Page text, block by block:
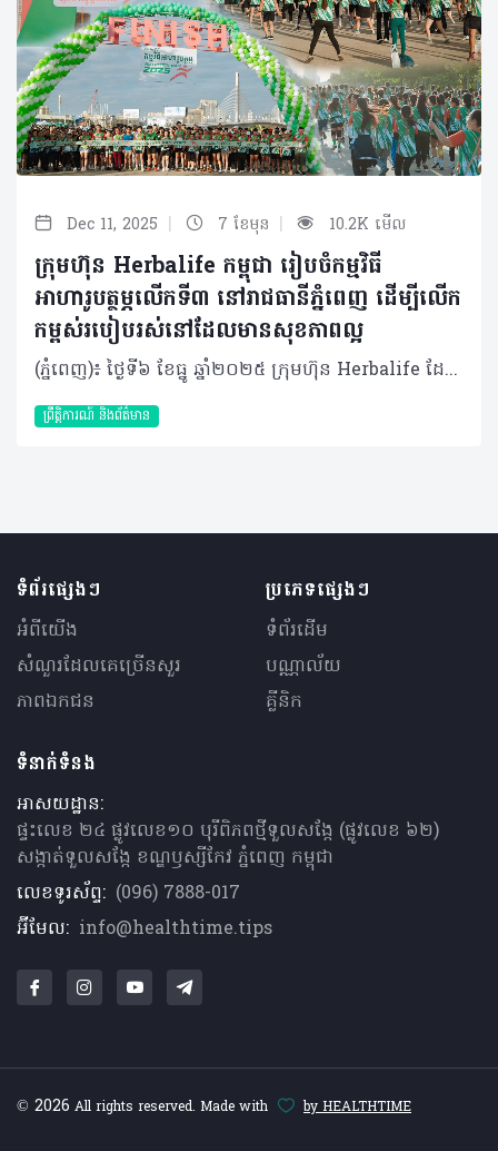
Dec 11, 2025 | 7 ខែមុន | 10.2K មើល
ក្រុមហ៊ុន Herbalife កម្ពុជា រៀបចំកម្មវិធី
អាហារូបត្ថម្ភលើកទី៣ នៅរាជធានីភ្នំពេញ ដើម្បីលើក
កម្ពស់របៀបរស់នៅដែលមានសុខភាពល្អ
(ភ្នំពេញ)៖ ថ្ងៃទី៦ ខែធ្នូ ឆ្នាំ២០២៥ ក្រុមហ៊ុន Herbalife ដែលជាក្រុមហ៊ុនសហគមន៍ និងវេទិកាភ្ជាប់ទំនាក់ទំនង លំដាប់ថ្នាក់ពិភពលោក ផ្នែកសុខភាព និងសុខុមាលភាព បានរៀបចំ កម្មវិធីអាហារូបត្ថម្ភលើកទី៣នៅលើទឹកដីកោះនរា រាជធានីភ្នំពេញ។ គំនិតផ្តួចផ្តើមនៃកម្មវិធីនេះ មានគោលបំណងបំពាក់បំប៉ន និងពង្រឹងនូវចំណេះដឹងចាំបាច់អំពីអាហារូបត្ថម្ភ និងតួនាទីដ៏សំខាន់របស់វាក្នុងសុខភាពទូទៅ និងសុខុមាលភាពប្រចាំថ្ងៃក៏ដូចជាចូលរួមលើកទឹកចិត្តឱ្យមានការទទួលយកនូវទម្លាប់រស់នៅដែលមានសុខភាពល្អ និងសកម្មផងដែរ។ កម្មវិធីអាហារូបត្ថម្ភលើកទី៣ នៅរាជធានីភ្នំពេញ បានទាក់ទាញអ្នកចូលរួមរាប់រយនាក់ ដែលក្នុងចំណោមពួកគេជាច្រើននាក់មានឱកាសទទួលបានការណែនាំអំពីអាហារូបត្ថម្ភ និងកាយសម្បទាផ្ទាល់ខ្លួនពីអ្នកជំនាញសុខភាព និងអាហារូបត្ថម្ភកំពូលៗ ក៏ដូចជាទទួលបានការប្រឹក្សាយោបល់ជាមួយគ្រូពេទ្យជំនាញដោយឥតគិតថ្លៃផងដែរ។ នៅក្នុងព្រឹត្តិការណ៍នេះ ក៏មានរួមបញ្ចូលនូវសកម្មភាពកំសាន្តសប្បាយៗជាច្រើនទៀតផងដែរ ដែលរួមមាន ការរត់លេងកម្សាន្ត 5K (5K Fun Run), ការទទួលទានអាហារក្រឡុកដោយឥតគិតថ្លៃ, ការរាំ Zumba, Experience Pass(បាល់ទាត់ខ្នាតតូច, បាល់ទាត់លើតុ, វាយសី, កីឡាបាល់បោះ), មាតិកាចែករំលែកអំពីសុខភាព (Doctor Talk) ដោយ លោកវេជ្ជបណ្ឌិត និត ប៊ុនតុងយី, ការពិគ្រោះយោបល់សុខភាពដោយឥតគិតថ្លៃពីវេជ្ជបណ្ឌិតមកពីមន្ទីរពេទ្យសកល និង ការ៉េម F1 ដែលធ្វើពីផលិតផល Formula 1 របស់យើងផ្ទាល់តែម្តង។ លើសពីនេះទៅទៀត ស្តង់បង្ហាញរបស់ក្រុមហ៊ុន Herbalife កម្ពុជា នៅក្នុងព្រឹត្តិការណ៍នេះបានជម្រុញការពិភាក្សា និងសកម្មភាពដែលផ្តោតលើសុខភាព និងអាហារូបត្ថម្ភ ដោយបានទាក់ទាញអ្នកចូលរួមយ៉ាងច្រើនកុះករ។ លោក Vu Van Thang ប្រធានចាត់ការទូទៅក្រុមហ៊ុន Herbalife ប្រចាំប្រទេសវៀតណាម និងកម្ពុជា បានថ្លែងថា៖ «យើងពិតជារីករាយខ្លាំងណាស់ដែលកម្មវិធីអាហារូបត្ថម្ភនៅរាជធានីភ្នំពេញបន្តទទួលបានការគាំទ្រយ៉ាងខ្លាំងពីសាធារណជន។ គំនិតផ្តួចផ្តើមនេះគឺជាសក្ខីភាពមួយទៀតចំពោះការប្តេជ្ញាចិត្តមិនរាថយរបស់យើងក្នុងការលើកកម្ពស់ស្មារតី សុខភាព និងសុខុមាលភាព និងសហគមន៍នៅក្នុងប្រទេសកម្ពុជា តាមរយៈការលើកទឹកចិត្តសាធារណជនឱ្យទទួលយកនូវរបៀបរស់នៅដែលមានសុខភាពល្អ និងសកម្ម។ ពួកយើងក៏មានមោទកភាពយ៉ាងរីករាយផងដែរ ដែលអ្នកចែកចាយឯករាជ្យ និងបុគ្គលិកទាំងអស់របស់យើងបានចូលរួមខ្នះខ្នែងយ៉ាងសកម្មនៅក្នុងព្រឹត្តិការណ៍នេះ»។ កម្មវិធីអាហារូបត្ថម្ភរបស់ក្រុមហ៊ុន Herbalife ត្រូវបានរៀបចំឡើងជាលើកដំបូងនៅក្នុងឆ្នាំ ២០២៣ ហើយក៏បានក្លាយជាព្រឹត្តិការណ៍សុខភាពសាធារណៈប្រចាំឆ្នាំមួយនៅក្នុងរាជធានីភ្នំពេញ ដែលទាក់ទាញការចូលរួមពីមនុស្សរាប់រយនាក់ទូទាំងប្រទេស។ អំពីក្រុមហ៊ុន Herbalife ក្រុមហ៊ុន Herbalife (NYSE: HLF) គឺជាក្រុមហ៊ុនសុខភាព និងសុខុមាលភាពឈានមុខគេ និងជាសហគមន៍ដែលកំពុងផ្លាស់ប្តូរជីវិតរបស់មនុស្សជាមួយនឹងផលិតផលអាហារូបត្ថម្ភដ៏អស្ចារ្យ និងជាឱកាសអាជីវកម្មសម្រាប់សមាជិកឯករាជ្យរបស់ខ្លួនចាប់តាំងពីឆ្នាំ 1980។ ក្រុមហ៊ុនផ្តល់ជូននូវផលិតផលដែលគាំទ្រដោយវិទ្យាសាស្រ្តដល់អ្នកប្រើប្រាស់នៅក្នុងទីផ្សារជាង 90។ តាមរយៈសមាជិកឯករាជ្យដែលផ្តល់ជូននូវការបណ្តុះបណ្តាលមួយទល់មួយ និងផ្តល់ការគាំទ្រសហគមន៍ដោយបំផុសគំនិតឱ្យអតិថិជនប្រកាន់ខ្ជាប់នូវរបៀបរស់នៅដែលមានភាពសកម្ម។
ព្រឹត្តិការណ៍ និងព័ត៌មាន
ទំព័រផ្សេងៗ
អំពីយើង
សំណួរ​ដែលគេ​ច្រើន​សួរ
ភាពឯកជន
ប្រភេទផ្សេងៗ
ទំព័រដើម
បណ្ណាល័យ
គ្លីនិក
ទំនាក់ទំនង
អាសយដ្ឋាន:
ផ្ទះលេខ ២៤ ផ្លូវលេខ១០ បុរីពិភពថ្មីទួលសង្កែ (ផ្លូវលេខ ៦២)
សង្កាត់ទួលសង្កែ ខណ្ឌឫស្សីកែវ ភ្នំពេញ កម្ពុជា
លេខទូរស័ព្ទ: (096) 7888-017
អ៊ីមែល: info@healthtime.tips
© 2026 All rights reserved. Made with by HEALTHTIME